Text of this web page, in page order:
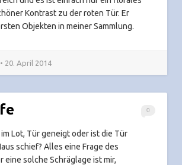
Kontrast zu der roten Tür. Er
Objekten in meiner Sammlung.
20. April 2014
0
Lot, Tür geneigt oder ist die Tür
schief? Alles eine Frage des
eine solche Schräglage ist mir,